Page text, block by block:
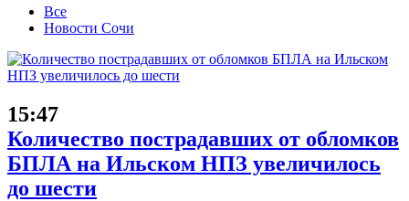
Все
Новости Сочи
15:47
Количество пострадавших от обломков
БПЛА на Ильском НПЗ увеличилось
до шести